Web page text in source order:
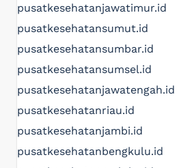
pusatkesehatanjawatimur.id
pusatkesehatansumut.id
pusatkesehatansumbar.id
pusatkesehatansumsel.id
pusatkesehatanjawatengah.id
pusatkesehatanriau.id
pusatkesehatanjambi.id
pusatkesehatanbengkulu.id